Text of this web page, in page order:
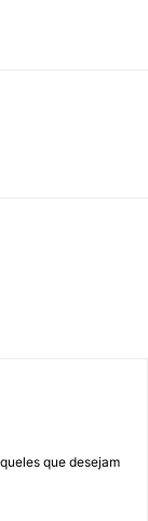
que desejam